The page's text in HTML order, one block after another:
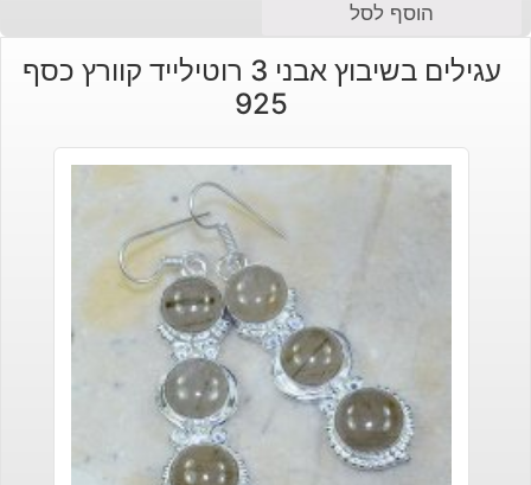
הוסף לסל
עגילים בשיבוץ אבני 3 רוטילייד קוורץ כסף
925